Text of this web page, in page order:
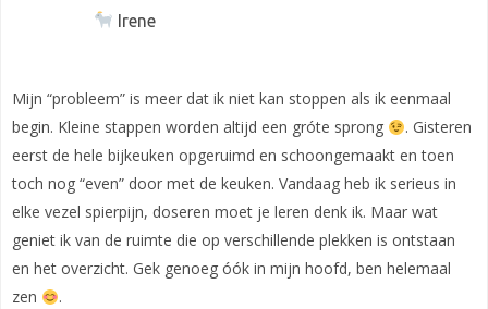
Irene
Mijn “probleem” is meer dat ik niet kan stoppen als ik eenmaal
begin. Kleine stappen worden altijd een gróte sprong
. Gisteren
eerst de hele bijkeuken opgeruimd en schoongemaakt en toen
toch nog “even” door met de keuken. Vandaag heb ik serieus in
elke vezel spierpijn, doseren moet je leren denk ik. Maar wat
geniet ik van de ruimte die op verschillende plekken is ontstaan
en het overzicht. Gek genoeg óók in mijn hoofd, ben helemaal
zen
.